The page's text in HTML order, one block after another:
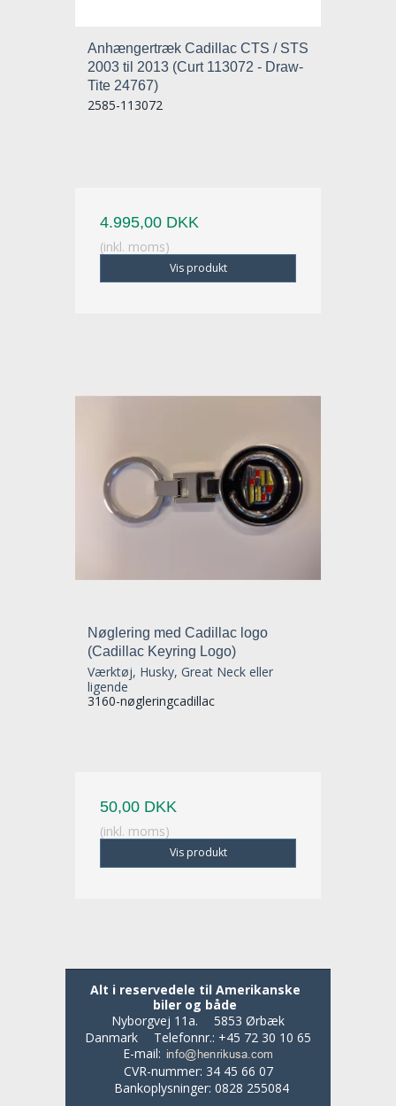
Anhængertræk Cadillac CTS / STS
2003 til 2013 (Curt 113072 - Draw-
Tite 24767)
2585-113072
4.995,00 DKK
(inkl. moms)
Vis produkt
Nøglering med Cadillac logo
(Cadillac Keyring Logo)
Værktøj, Husky, Great Neck eller
ligende
3160-nøgleringcadillac
50,00 DKK
(inkl. moms)
Vis produkt
Alt i reservedele til Amerikanske
biler og både
Nyborgvej 11a.
5853 Ørbæk
Danmark
Telefonnr.: +45 72 30 10 65
E-mail:
CVR-nummer: 34 45 66 07
Bankoplysninger: 0828 255084